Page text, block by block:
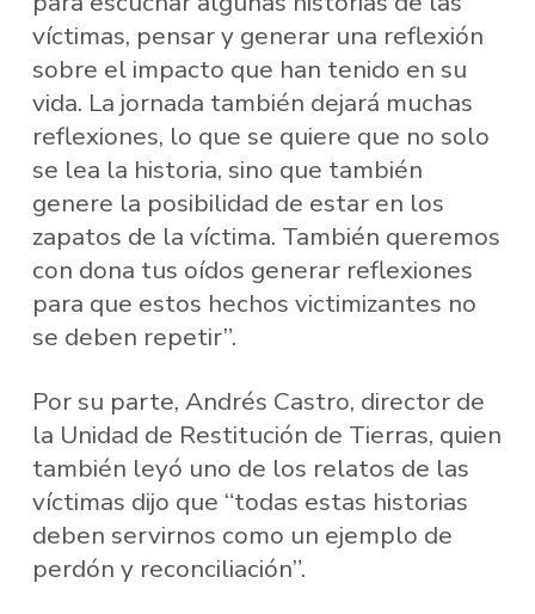
víctimas, pensar y generar una reflexión
sobre el impacto que han tenido en su
vida. La jornada también dejará muchas
reflexiones, lo que se quiere que no solo
se lea la historia, sino que también
genere la posibilidad de estar en los
zapatos de la víctima. También queremos
con dona tus oídos generar reflexiones
para que estos hechos victimizantes no
se deben repetir”.
Por su parte, Andrés Castro, director de
la Unidad de Restitución de Tierras, quien
también leyó uno de los relatos de las
víctimas dijo que “todas estas historias
deben servirnos como un ejemplo de
perdón y reconciliación”.